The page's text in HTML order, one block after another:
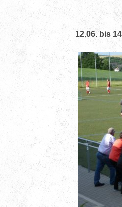
12.06. bis